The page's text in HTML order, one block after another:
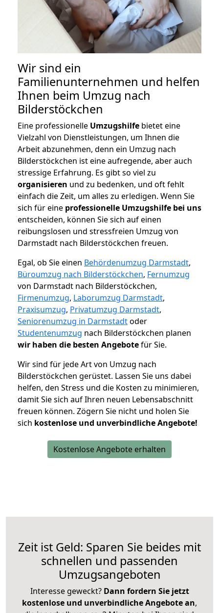
Wir sind ein
Familienunternehmen und helfen
Ihnen beim Umzug nach
Bilderstöckchen
Eine professionelle Umzugshilfe bietet eine
Vielzahl von Dienstleistungen, um Ihnen die
Arbeit abzunehmen, denn ein Umzug nach
Bilderstöckchen ist eine aufregende, aber auch
stressige Erfahrung. Es gibt so viel zu
organisieren und zu bedenken, und oft fehlt
einfach die Zeit, um alles zu erledigen. Wenn Sie
sich für eine professionelle Umzugshilfe bei uns
entscheiden, können Sie sich auf einen
reibungslosen und stressfreien Umzug von
Darmstadt nach Bilderstöckchen freuen.
Egal, ob Sie einen Behördenumzug Darmstadt,
Büroumzug nach Bilderstöckchen, Fernumzug
von Darmstadt nach Bilderstöckchen,
Firmenumzug, Laborumzug Darmstadt,
Praxisumzug, Privatumzug Darmstadt,
Seniorenumzug in Darmstadtoder
Studentenumzug nach Bilderstöckchen planen
wir haben die besten Angebotefür Sie.
Wir sind für jede Art von Umzug nach
Bilderstöckchen gerüstet. Lassen Sie uns dabei
helfen, den Stress und die Kosten zu minimieren,
damit Sie sich auf Ihren neuen Lebensabschnitt
freuen können. Zögern Sie nicht und holen Sie
sich kostenlose und unverbindliche Angebote!
Kostenlose Angebote erhalten
Zeit ist Geld: Sparen Sie beides mit
schnellen und passenden
Umzugsangeboten
Interesse geweckt? Dann fordern Sie jetzt
kostenlose und unverbindliche Angebote an,